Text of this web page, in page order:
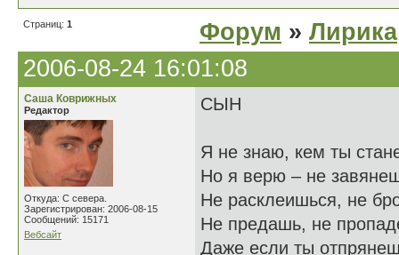
Страниц: 1 Форум » Лирика
2006-08-24 16:01:08
Саша Коврижных
Редактор
Откуда: С севера.
Зарегистрирован: 2006-08-15
Сообщений: 15171
Вебсайт
СЫН
Я не знаю, кем ты
Но я верю – не
Не расклеишься, не
Не предашь, не
Даже если ты